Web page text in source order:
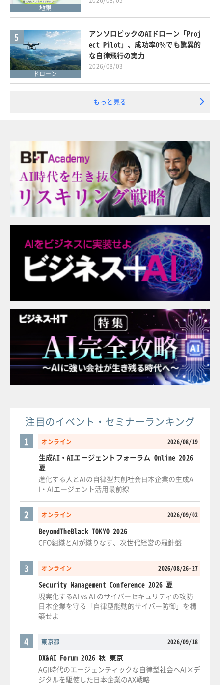
地銀
5
ドローン
アンソロピックのAIドローン「Proj
ect Pilot」、成功率0％でも驚異的
な自律飛行の実力
2026/08/03
もっと見る
注目のイベント・セミナーランキング
オンライン 2026/08/19
1
生成AI・AIエージェントフォーラム Online 2026
夏
進化する人とAIの自律型共創社会日本企業の生成A
I・AIエージェント活用最前線
オンライン 2026/09/02
2
BeyondTheBlack TOKYO 2026
CFO組織とAIが織りなす、次世代経営の羅針盤
オンライン 2026/08/26-27
3
Security Management Conference 2026 夏
現実化するAI vs AI のサイバーセキュリティの攻防
日本企業を守る「自律型能動的サイバー防御」を構
築せよ
東京都 2026/09/18
4
DX&AI Forum 2026 秋 東京
AGI時代のエージェンティックな自律型社会へAI×デ
ジタルを駆使した日本企業のAX戦略